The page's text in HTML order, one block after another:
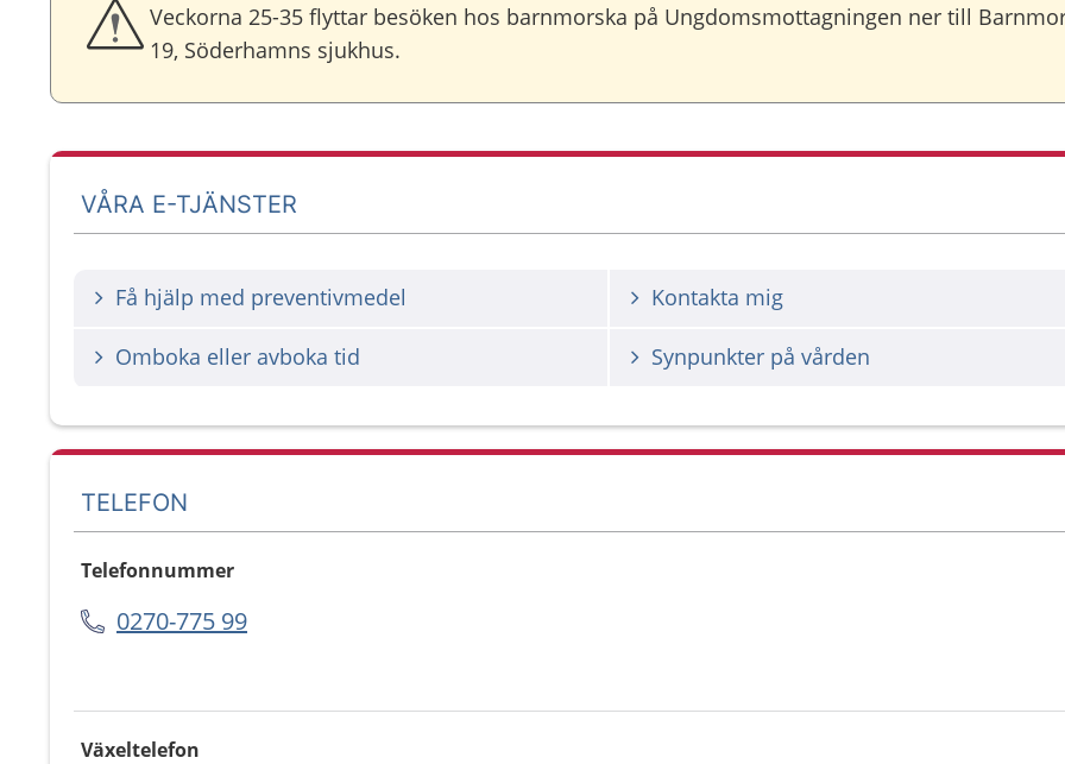
Veckorna 25-35 flyttar besöken hos barnmorska på Ungdomsmottagningen ner till
19, Söderhamns sjukhus.
VÅRA E-TJÄNSTER
Få hjälp med preventivmedel Kontakta mig
Omboka eller avboka tid Synpunkter på vården
TELEFON
Telefonnummer
0270-775 99
Växeltelefon